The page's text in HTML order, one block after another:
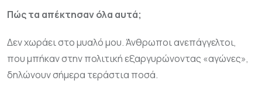
Πώς τα απέκτησαν όλα αυτά;
Δεν χωράει στο μυαλό μου. Άνθρωποι ανεπάγγελτοι,
που μπήκαν στην πολιτική εξαργυρώνοντας «αγώνες»,
δηλώνουν σήμερα τεράστια ποσά.